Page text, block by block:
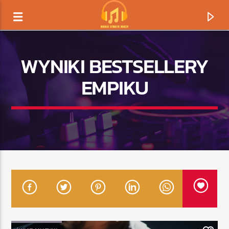
TERAZ GRAMY
TYTUŁ
ARTYSTA
WYNIKI BESTSELLERY
EMPIKU